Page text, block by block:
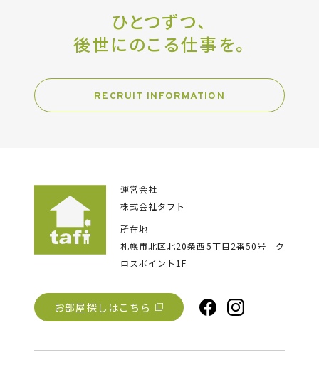
ひとつずつ、
後世にのこる仕事を。
RECRUIT INFORMATION
運営会社
株式会社タフト
所在地
札幌市北区北20条西5丁目2番50号
ク
ロスポイント1F
お部屋探しはこちら